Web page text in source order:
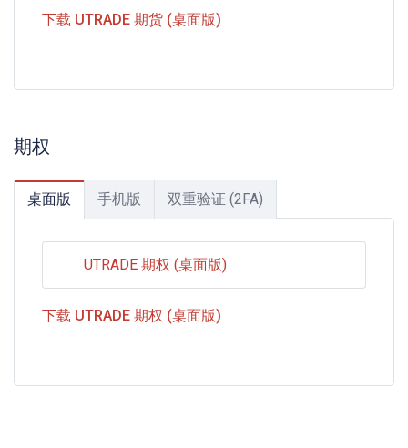
下载 UTRADE 期货 (桌面版)
期权
桌面版 手机版 双重验证 (2FA)
UTRADE 期权 (桌面版)
下载 UTRADE 期权 (桌面版)